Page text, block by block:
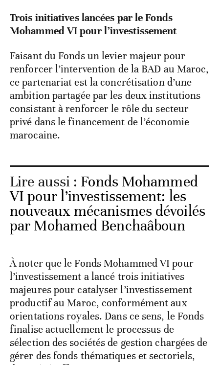
Trois initiatives lancées par le Fonds
Mohammed VI pour l’investissement
Faisant du Fonds un levier majeur pour
renforcer l’intervention de la BAD au Maroc,
ce partenariat est la concrétisation d’une
ambition partagée par les deux institutions
consistant à renforcer le rôle du secteur
privé dans le financement de l’économie
marocaine.
Lire aussi : Fonds Mohammed
VI pour l’investissement: les
nouveaux mécanismes dévoilés
par Mohamed Benchaâboun
À noter que le Fonds Mohammed VI pour
l’investissement a lancé trois initiatives
majeures pour catalyser l’investissement
productif au Maroc, conformément aux
orientations royales. Dans ce sens, le Fonds
finalise actuellement le processus de
sélection des sociétés de gestion chargées de
gérer des fonds thématiques et sectoriels,